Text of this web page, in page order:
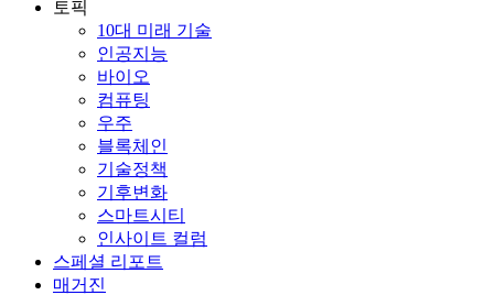
토픽
10대 미래 기술
인공지능
바이오
컴퓨팅
우주
블록체인
기술정책
기후변화
스마트시티
인사이트 컬럼
스페셜 리포트
매거진